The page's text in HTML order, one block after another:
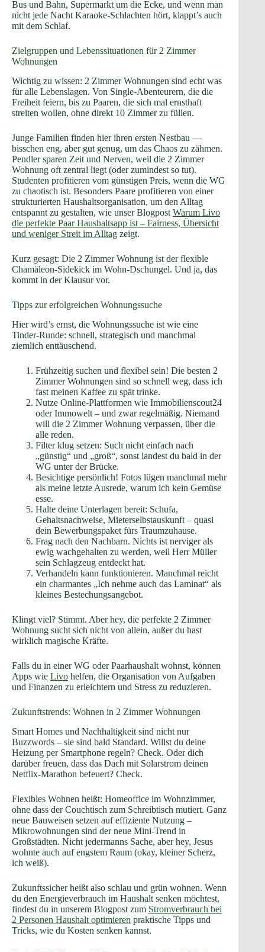
Bus und Bahn, Supermarkt um die Ecke, und wenn man
nicht jede Nacht Karaoke-Schlachten hört, klappt’s auch
mit dem Schlaf.
Zielgruppen und Lebenssituationen für 2 Zimmer
Wohnungen
Wichtig zu wissen: 2 Zimmer Wohnungen sind echt was
für alle Lebenslagen. Von Single-Abenteurern, die die
Freiheit feiern, bis zu Paaren, die sich mal ernsthaft
streiten wollen, ohne direkt 10 Zimmer zu füllen.
Junge Familien finden hier ihren ersten Nestbau —
bisschen eng, aber gut genug, um das Chaos zu zähmen.
Pendler sparen Zeit und Nerven, weil die 2 Zimmer
Wohnung oft zentral liegt (oder zumindest so tut).
Studenten profitieren vom günstigen Preis, wenn die WG
zu chaotisch ist. Besonders Paare profitieren von einer
strukturierten Haushaltsorganisation, um den Alltag
entspannt zu gestalten, wie unser Blogpost Warum Livo
die perfekte Paar Haushaltsapp ist – Fairness, Übersicht
und weniger Streit im Alltag zeigt.
Kurz gesagt: Die 2 Zimmer Wohnung ist der flexible
Chamäleon-Sidekick im Wohn-Dschungel. Und ja, das
kommt in der Klausur vor.
Tipps zur erfolgreichen Wohnungssuche
Hier wird’s ernst, die Wohnungssuche ist wie eine
Tinder-Runde: schnell, strategisch und manchmal
ziemlich enttäuschend.
Frühzeitig suchen und flexibel sein! Die besten 2
Zimmer Wohnungen sind so schnell weg, dass ich
fast meinen Kaffee zu spät trinke.
Nutze Online-Plattformen wie Immobilienscout24
oder Immowelt – und zwar regelmäßig. Niemand
will die 2 Zimmer Wohnung verpassen, über die
alle reden.
Filter klug setzen: Such nicht einfach nach
„günstig“ und „groß“, sonst landest du bald in der
WG unter der Brücke.
Besichtige persönlich! Fotos lügen manchmal mehr
als meine letzte Ausrede, warum ich kein Gemüse
esse.
Halte deine Unterlagen bereit: Schufa,
Gehaltsnachweise, Mieterselbstauskunft – quasi
dein Bewerbungspaket fürs Traumzuhause.
Frag nach den Nachbarn. Nichts ist nerviger als
ewig wachgehalten zu werden, weil Herr Müller
sein Schlagzeug entdeckt hat.
Verhandeln kann funktionieren. Manchmal reicht
ein charmantes „Ich nehme auch das Laminat“ als
kleines Bestechungsangebot.
Klingt viel? Stimmt. Aber hey, die perfekte 2 Zimmer
Wohnung sucht sich nicht von allein, außer du hast
wirklich magische Kräfte.
Falls du in einer WG oder Paarhaushalt wohnst, können
Apps wie Livo helfen, die Organisation von Aufgaben
und Finanzen zu erleichtern und Stress zu reduzieren.
Zukunftstrends: Wohnen in 2 Zimmer Wohnungen
Smart Homes und Nachhaltigkeit sind nicht nur
Buzzwords – sie sind bald Standard. Willst du deine
Heizung per Smartphone regeln? Check. Oder dich
darüber freuen, dass das Dach mit Solarstrom deinen
Netflix-Marathon befeuert? Check.
Flexibles Wohnen heißt: Homeoffice im Wohnzimmer,
ohne dass der Couchtisch zum Schreibtisch mutiert. Ganz
neue Bauweisen setzen auf effiziente Nutzung –
Mikrowohnungen sind der neue Mini-Trend in
Großstädten. Nicht jedermanns Sache, aber hey, Jesus
wohnte auch auf engstem Raum (okay, kleiner Scherz,
ich weiß).
Zukunftssicher heißt also schlau und grün wohnen. Wenn
du den Energieverbrauch im Haushalt senken möchtest,
findest du in unserem Blogpost zum Stromverbrauch bei
2 Personen Haushalt optimieren praktische Tipps und
Tricks, wie du Kosten senken kannst.